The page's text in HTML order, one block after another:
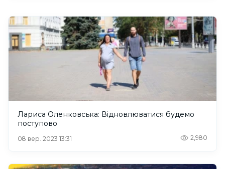
Лариса Оленковська: Відновлюватися будемо
поступово
08 вер. 2023 13:31 2,980